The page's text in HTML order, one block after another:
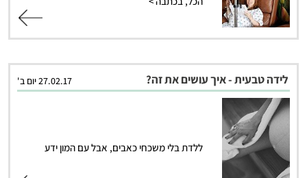
לידה טבעית - איך עושים את זה? 27.02.17 יום ב'
ללדת בלי משכחי כאבים, אבל עם המון ידע